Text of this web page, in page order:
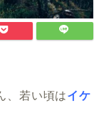
、若い頃はイケ